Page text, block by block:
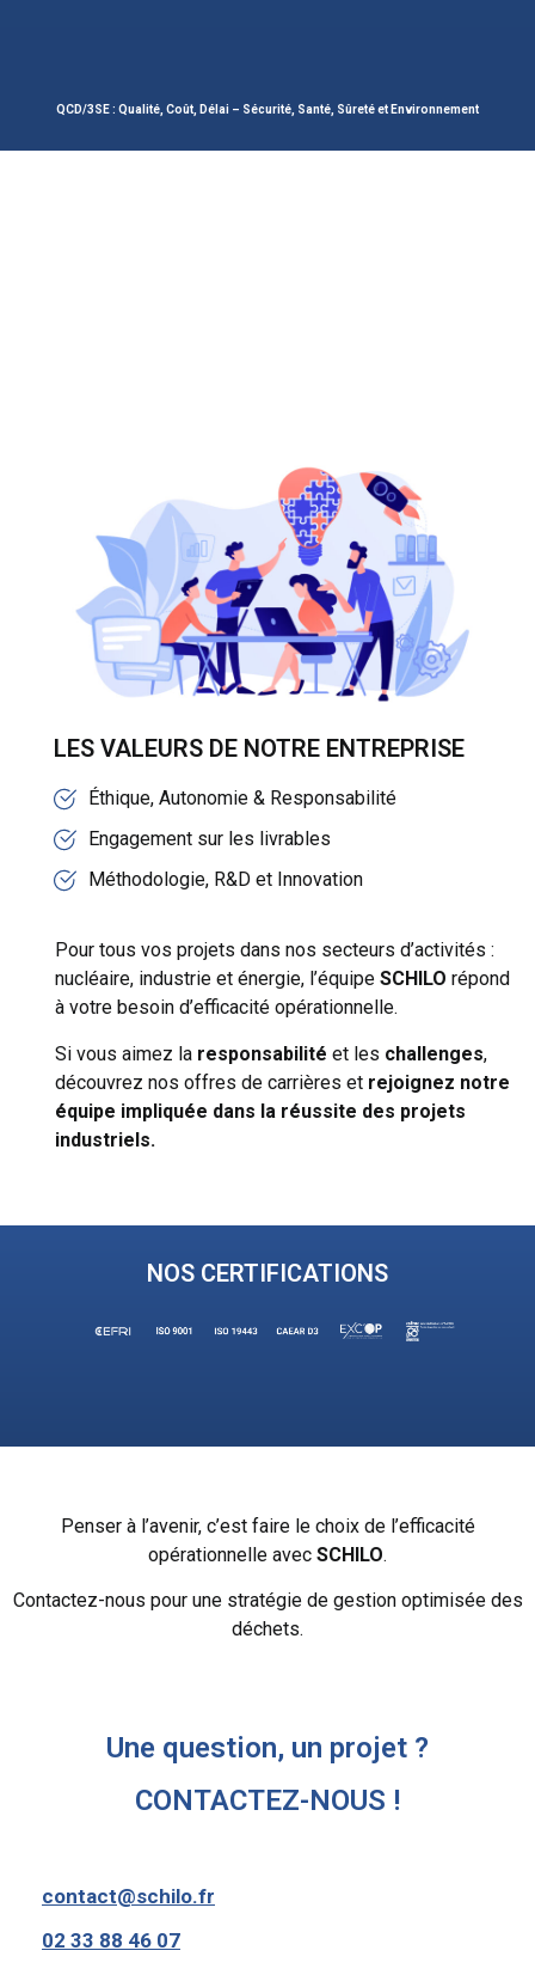
QCD/3SE : Qualité, Coût, Délai – Sécurité, Santé, Sûreté et Environnement
LES VALEURS DE NOTRE ENTREPRISE
Éthique, Autonomie & Responsabilité
Engagement sur les livrables
Méthodologie, R&D et Innovation
Pour tous vos projets dans nos secteurs d’activités :
nucléaire, industrie et énergie, l’équipe SCHILO répond
à votre besoin d’efficacité opérationnelle.
Si vous aimez la responsabilité et les challenges,
découvrez nos offres de carrières et rejoignez notre
équipe impliquée dans la réussite des projets
industriels.
NOS CERTIFICATIONS
Penser à l’avenir, c’est faire le choix de l’efficacité
opérationnelle avec SCHILO.
Contactez-nous pour une stratégie de gestion optimisée des
déchets.
Une question, un projet ?
CONTACTEZ-NOUS !
contact@schilo.fr
02 33 88 46 07